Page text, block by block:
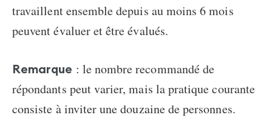
travaillent ensemble depuis au moins 6 mois
peuvent évaluer et être évalués.
Remarque : le nombre recommandé de
répondants peut varier, mais la pratique courante
consiste à inviter une douzaine de personnes.